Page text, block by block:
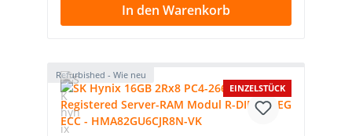
In den Warenkorb
Refurbished - Wie neu
EINZELSTÜCK